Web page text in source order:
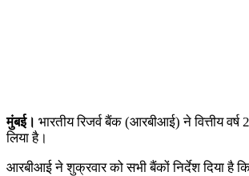
मुंबई। भारतीय रिजर्व बैंक (आरबीआई) ने वित्तीय
लिया है।
आरबीआई ने शुक्रवार को सभी बैंकों निर्देश दिया है